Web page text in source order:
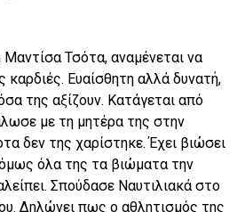
Μαντίσα Τσότα, αναμένεται να
καρδιές. Ευαίσθητη αλλά δυνατή,
της αξίζουν. Κατάγεται από
με τη μητέρα της στην
δεν της χαρίστηκε. Έχει βιώσει
όλα της τα βιώματα την
Σπούδασε Ναυτιλιακά στο
Δηλώνει πως ο αθλητισμός της